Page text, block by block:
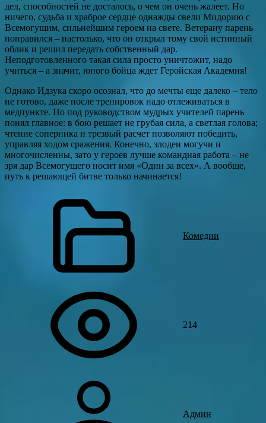
дел, способностей не досталось, о чем он очень жалеет. Но
ничего, судьба и храброе сердце однажды свели Мидорию с
Всемогущим, сильнейшим героем на свете. Ветерану парень
понравился – настолько, что он открыл тому свой истинный
облик и решил передать собственный дар.
Неподготовленного такая сила просто уничтожит, надо
учиться – а значит, юного бойца ждет Геройская Академия!
Однако Идзука скоро осознал, что до мечты еще далеко – тело
не готово, даже после тренировок надо отлеживаться в
медпункте. Но под руководством мудрых учителей парень
понял главное: в бою решает не грубая сила, а светлая голова;
чтение соперника и трезвый расчет позволяют победить,
управляя ходом сражения. Конечно, злодеи могучи и
многочисленны, зато у героев лучше командная работа – не
зря дар Всемогущего носит имя «Один за всех». А вообще,
путь к решающей битве только начинается!
Комедии
214
Админ